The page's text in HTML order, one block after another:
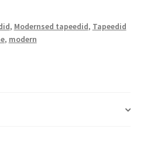
, Modernsed tapeedid, Tapeedid
, modern